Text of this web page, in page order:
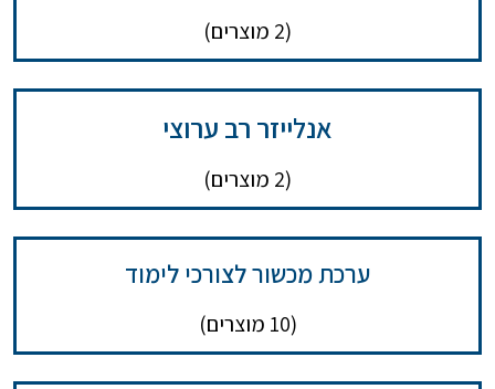
(2 מוצרים)
אנלייזר רב ערוצי
(2 מוצרים)
ערכת מכשור לצורכי לימוד
(10 מוצרים)